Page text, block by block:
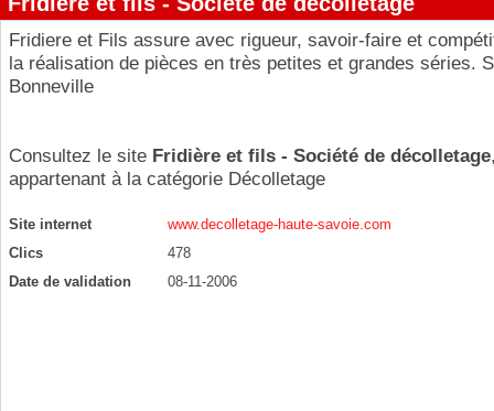
Fridiere et Fils assure avec rigueur, savoir-faire et
la réalisation de pièces en très petites et grandes séries.
Bonneville
Consultez le site Fridière et fils - Société de décolletage
appartenant à la catégorie Décolletage
Site internet
www.decolletage-haute-savoie.com
Clics
478
Date de validation
08-11-2006